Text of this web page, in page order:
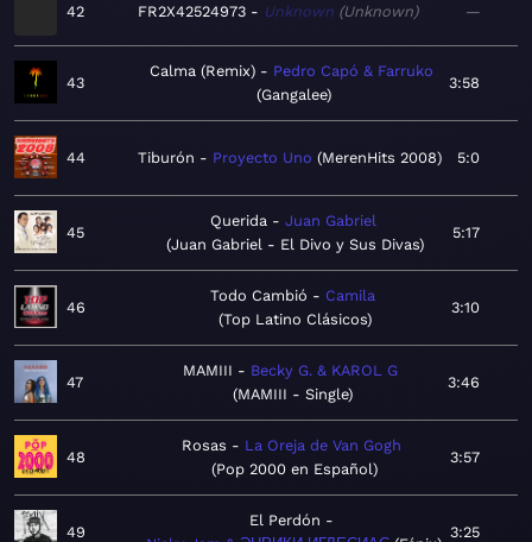
42 FR2X42524973 Unknown Unknown —
43
Calma (Remix)
Pedro Capó & Farruko
Gangalee
3:58
44 Tiburón Proyecto Uno MerenHits 2008 5:0
45
Querida
Juan Gabriel
Juan Gabriel - El Divo y Sus Divas
5:17
46
Todo Cambió
Camila
Top Latino Clásicos
3:10
47
MAMIII
Becky G. & KAROL G
MAMIII - Single
3:46
48
Rosas
La Oreja de Van Gogh
Pop 2000 en Español
3:57
49
El Perdón
3:25